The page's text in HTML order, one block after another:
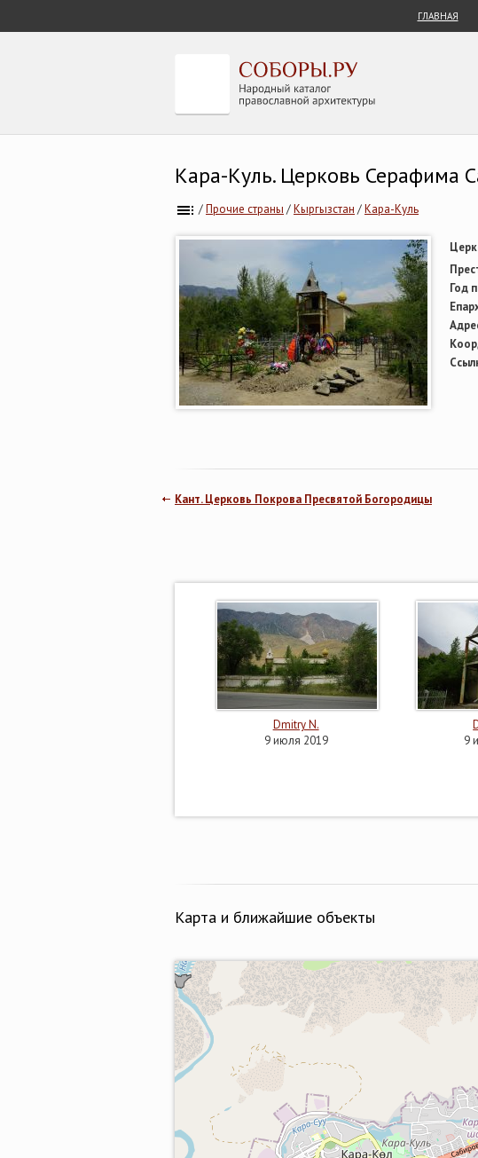
ГЛАВНАЯ
Кара-Куль. Церковь Серафима
/Прочие страны /Кыргызстан /Кара-Куль
Год
Кант. Церковь Покрова Пресвятой Богородицы
Dmitry N.
9 июля 2019
9
Карта и ближайшие объекты